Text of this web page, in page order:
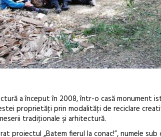
a început în 2008, într-o casă monument
proprietăţi prin modalităţi de reciclare
tradiţionale şi arhitectură.
proiectul „Batem fierul la conac!”, numele